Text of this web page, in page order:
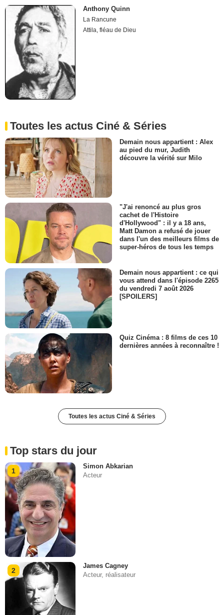
Anthony Quinn
La Rancune
Attila, fléau de Dieu
Toutes les actus Ciné & Séries
Demain nous appartient : Alex
au pied du mur, Judith
découvre la vérité sur Milo
"J'ai renoncé au plus gros
cachet de l'Histoire
d'Hollywood" : il y a 18 ans,
Matt Damon a refusé de jouer
dans l'un des meilleurs films de
super-héros de tous les temps
Demain nous appartient : ce qui
vous attend dans l'épisode 2265
du vendredi 7 août 2026
[SPOILERS]
Quiz Cinéma : 8 films de ces 10
dernières années à reconnaître !
Toutes les actus Ciné & Séries
Top stars du jour
1
Simon Abkarian
Acteur
2
James Cagney
Acteur, réalisateur